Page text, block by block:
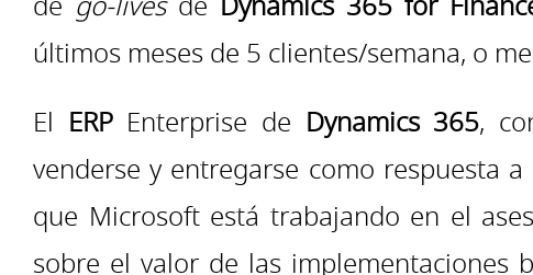
últimos meses de 5 clientes/semana, o
El ERPEnterprise de Dynamics 365,
venderse y entregarse como respuesta
que Microsoft está trabajando en el
sobre el valor de las implementaciones